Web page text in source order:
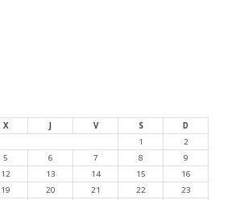
X V S
D
1
2
5 6 7 8
9
12 13 14 15
16
19 20 21 22
23